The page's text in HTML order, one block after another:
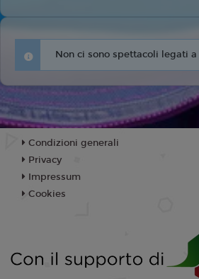
Non ci sono spettacoli legati
Condizioni generali
Privacy
Impressum
Cookies